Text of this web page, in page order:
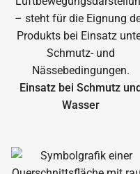
Einsatz bei Schmutz und
Wasser